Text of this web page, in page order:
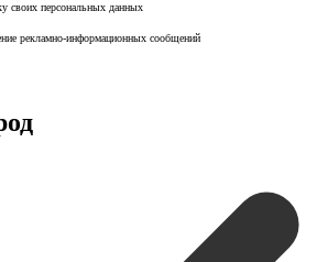
своих персональных данных
рекламно-информационных сообщений